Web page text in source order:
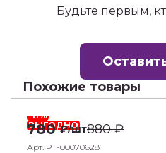
Будьте первым,
Похожие товары
ВЫГОДНО
-11%
780₽/шт880₽
Арт. РТ-00070628